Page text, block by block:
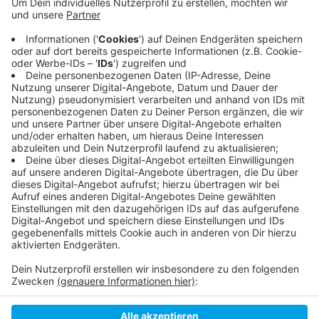
Denn auch wenn die Staatsanwaltschaft keinen
Tatverdacht gegen Hennes sieht, könnte er dennoch
gegen das Kirchenrecht verstoßen haben. Deswegen
bleibt Ulrich Hennes bis auf Weiteres beurlaubt.
Anzeige
Anzeige